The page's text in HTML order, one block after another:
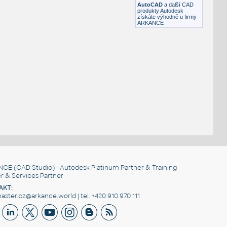
AutoCAD a další CAD
produkty Autodesk
získáte výhodně u firmy
ARKANCE
(CAD Studio) - Autodesk Platinum Partner & Training
& Services Partner
| tel. +420 910 970 111